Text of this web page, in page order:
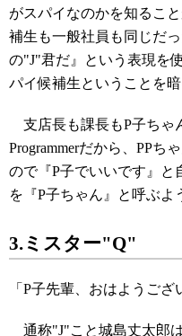
がスパイなのかを知るこ
補生も一般社員も同じだ
の"J"君だ』という表現を
パイ候補生ということを暗
支店長も課長もP子ちゃ
Programmerだから、PPち
ので『P子でいいです』と
を『P子ちゃん』と呼ぶよ
3.ミスター"Q"
「P子先輩、おはようござ
通称"J"こと城島丈太郎